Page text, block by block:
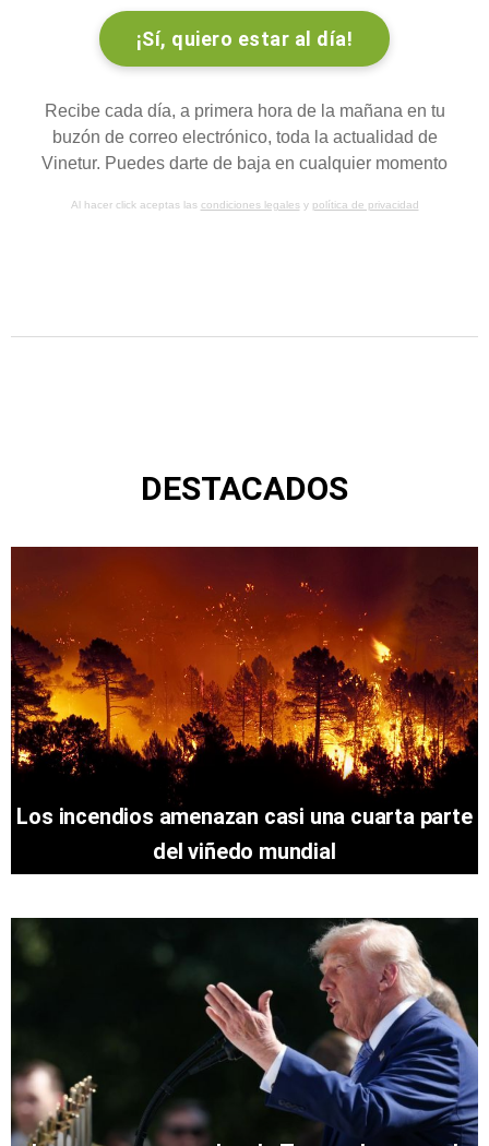
Recibe cada día, a primera hora de la mañana en tu
buzón de correo electrónico, toda la actualidad de
Vinetur. Puedes darte de baja en cualquier momento
Al hacer click aceptas las condiciones legalesy política de privacidad
DESTACADOS
Los incendios amenazan casi una cuarta parte
del viñedo mundial